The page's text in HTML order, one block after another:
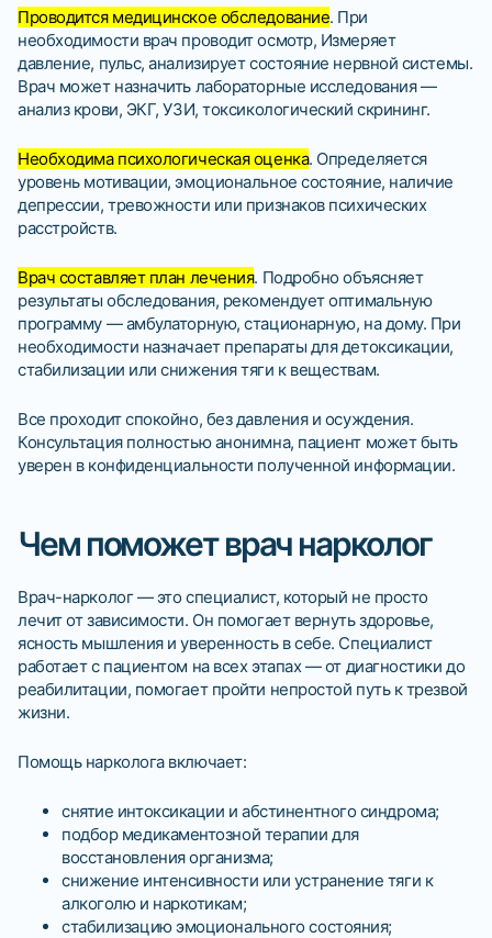
Проводится медицинское обследование. При
необходимости врач проводит осмотр, Измеряет
давление, пульс, анализирует состояние нервной системы.
Врач может назначить лабораторные исследования —
анализ крови, ЭКГ, УЗИ, токсикологический скрининг.
Необходима психологическая оценка. Определяется
уровень мотивации, эмоциональное состояние, наличие
депрессии, тревожности или признаков психических
расстройств.
Врач составляет план лечения. Подробно объясняет
результаты обследования, рекомендует оптимальную
программу — амбулаторную, стационарную, на дому. При
необходимости назначает препараты для детоксикации,
стабилизации или снижения тяги к веществам.
Все проходит спокойно, без давления и осуждения.
Консультация полностью анонимна, пациент может быть
уверен в конфиденциальности полученной информации.
Чем поможет врач нарколог
Врач-нарколог — это специалист, который не просто
лечит от зависимости. Он помогает вернуть здоровье,
ясность мышления и уверенность в себе. Специалист
работает с пациентом на всех этапах — от диагностики до
реабилитации, помогает пройти непростой путь к трезвой
жизни.
Помощь нарколога включает:
снятие интоксикации и абстинентного синдрома;
подбор медикаментозной терапии для
восстановления организма;
снижение интенсивности или устранение тяги к
алкоголю и наркотикам;
стабилизацию эмоционального состояния;